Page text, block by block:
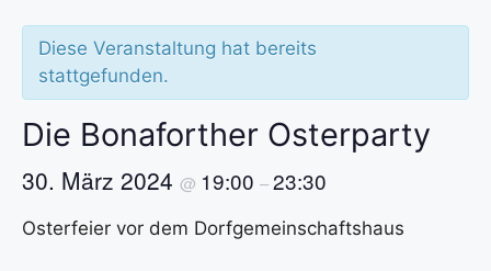
Diese Veranstaltung hat bereits
stattgefunden.
Die Bonaforther Osterparty
30. März 2024 @ 19:00 –23:30
Osterfeier vor dem Dorfgemeinschaftshaus